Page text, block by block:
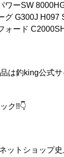
ワーSW
グ G300J H097
ォード
は釣king公式
ク!!👇
ットショップ